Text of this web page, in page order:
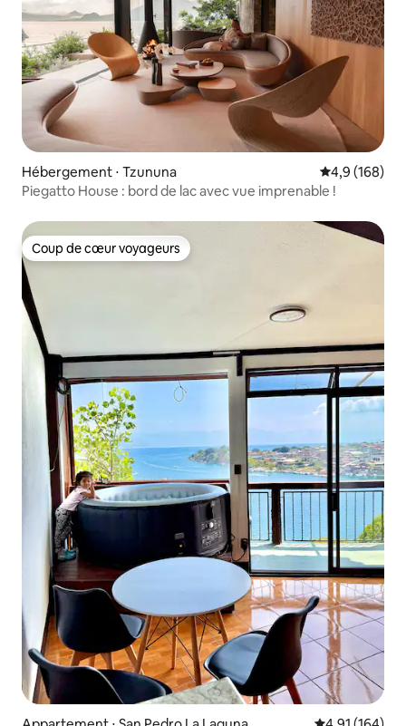
Hébergement ⋅ Tzununa Évaluation
4,9 (168)
Piegatto House : bord de lac avec vue imprenable !
Coup de cœur voyageurs
Coup de cœur voyageurs